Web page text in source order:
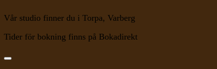
Vår studio finner du i Torpa, Varberg
Tider för bokning finns på Bokadirekt